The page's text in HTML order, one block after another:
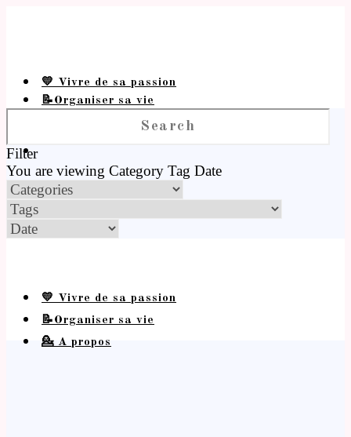
💛 Vivre de sa passion
📝Organiser sa vie
Filter
You are viewing Category Tag Date
💛 Vivre de sa passion
📝Organiser sa vie
💁 A propos